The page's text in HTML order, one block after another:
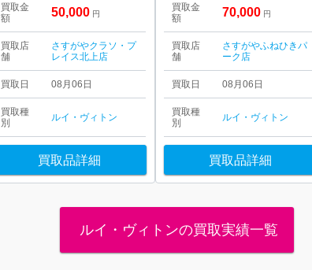
買取金
額
50,000 円
買取店
舗
さすがやクラソ・プ
レイス北上店
買取日 08月06日
買取種
別
ルイ・ヴィトン
買取品詳細
買取金
額
70,000 円
買取店
舗
さすがやふねひきパ
ーク店
買取日 08月06日
買取種
別
ルイ・ヴィトン
買取品詳細
ルイ・ヴィトンの買取実績一覧